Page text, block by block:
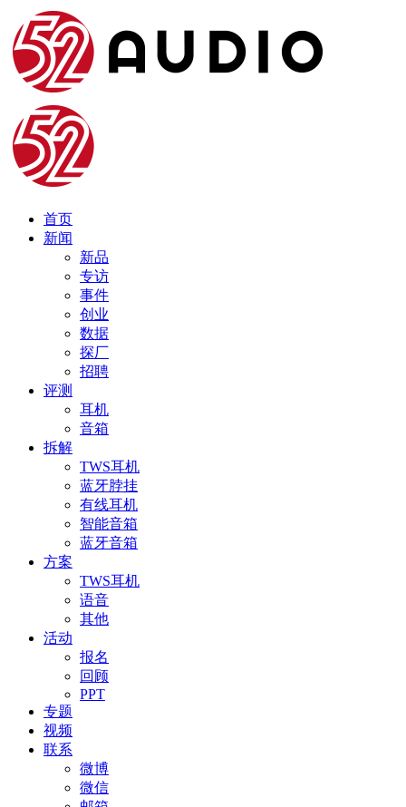
首页
新闻
新品
专访
事件
创业
数据
探厂
招聘
评测
耳机
音箱
拆解
TWS耳机
蓝牙脖挂
有线耳机
智能音箱
蓝牙音箱
方案
TWS耳机
语音
其他
活动
报名
回顾
PPT
专题
视频
联系
微博
微信